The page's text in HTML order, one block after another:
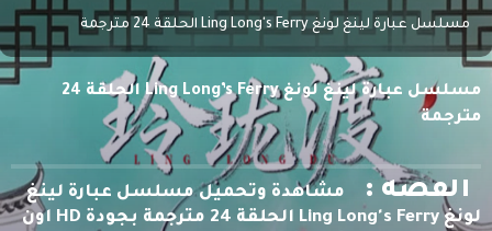
مسلسل عبارة لينغ لونغ Ling Long's Ferry الحلقة 24 مترجمة
مسلسل عبارة لينغ لونغ Ling Long’s Ferry الحلقة 24
مترجمة
القصه :
مشاهدة وتحميل مسلسل عبارة لينغ
لونغ Ling Long's Ferry الحلقة 24 مترجمة بجودة HD اون